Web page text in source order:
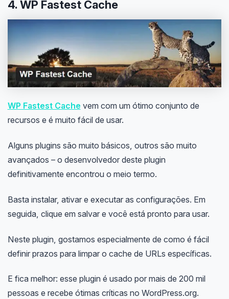
4. WP Fastest Cache
WP Fastest Cache vem com um ótimo conjunto de
recursos e é muito fácil de usar.
Alguns plugins são muito básicos, outros são muito
avançados – o desenvolvedor deste plugin
definitivamente encontrou o meio termo.
Basta instalar, ativar e executar as configurações. Em
seguida, clique em salvar e você está pronto para usar.
Neste plugin, gostamos especialmente de como é fácil
definir prazos para limpar o cache de URLs específicas.
E fica melhor: esse plugin é usado por mais de 200 mil
pessoas e recebe ótimas críticas no WordPress.org.